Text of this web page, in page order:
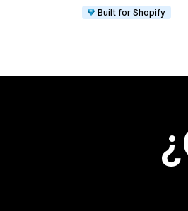
Built for Shopify